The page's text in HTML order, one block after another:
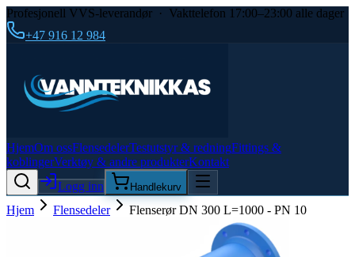
Profesjonell VVS-leverandør · Vakttelefon 17:00–23:00 alle dager
+47 916 12 984
HjemOm ossFlensedelerTestutstyr & redningFittings &
koblingerVerktøy & andre produkterKontakt
Logg inn
Handlekurv
Hjem Flensedeler Flenserør DN 300 L=1000 - PN 10